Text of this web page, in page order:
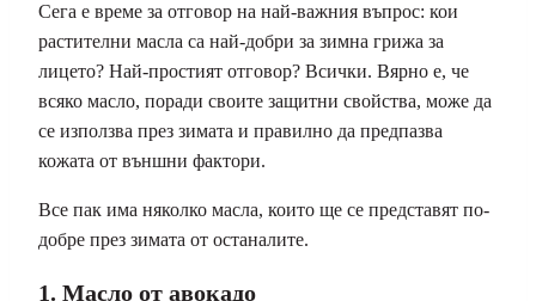
Сега е време за отговор на най-важния въпрос: кои
растителни масла са най-добри за зимна грижа за
лицето? Най-простият отговор? Всички. Вярно е, че
всяко масло, поради своите защитни свойства, може да
се използва през зимата и правилно да предпазва
кожата от външни фактори.
Все пак има няколко масла, които ще се представят по-
добре през зимата от останалите.
1. Масло от авокадо